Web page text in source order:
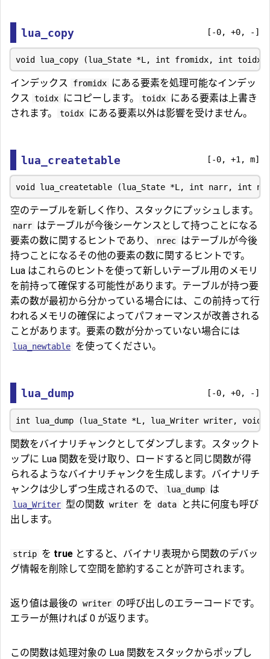
lua_copy [-0, +0, -]
インデックス fromidx
にある要素を処理可能なインデッ
クス toidx にコピーします。 toidx
にある要素は上書き
されます。
toidx にある要素以外は影響を受けません。
lua_createtable [-0, +1, m]
空のテーブルを新しく作り、スタックにプッシュします。
narr はテーブルが今後シーケンスとして持つことになる
要素の数に関するヒントであり、
nrec はテーブルが今後
持つことになるその他の要素の数に関するヒントです。
Lua はこれらのヒントを使って新しいテーブル用のメモリ
を前持って確保する可能性があります。テーブルが持つ要
素の数が最初から分かっている場合には、この前持って行
われるメモリの確保によってパフォーマンスが改善される
ことがあります。要素の数が分かっていない場合には
lua_newtable を使ってください。
lua_dump [-0, +0, -]
関数をバイナリチャンクとしてダンプします。スタックト
ップに Lua 関数を受け取り、ロードすると同じ関数が得
られるようなバイナリチャンクを生成します。バイナリチ
ャンクは少しずつ生成されるので、
lua_dump は
lua_Writer 型の関数 writer を data
と共に何度も呼び
出します。
strip を true とすると、バイナリ表現から関数のデバッ
グ情報を削除して空間を節約することが許可されます。
返り値は最後の writer の呼び出しのエラーコードです。
エラーが無ければ 0 が返ります。
この関数は処理対象の Lua 関数をスタックからポップし